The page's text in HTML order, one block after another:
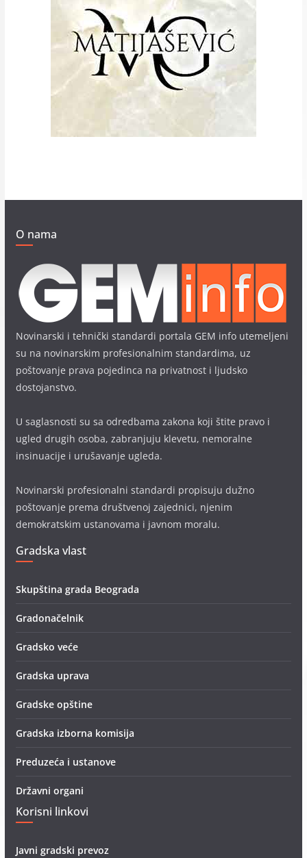
O nama
Novinarski i tehnički standardi portala GEM info utemeljeni
su na novinarskim profesionalnim standardima, uz
poštovanje prava pojedinca na privatnost i ljudsko
dostojanstvo.
U saglasnosti su sa odredbama zakona koji štite pravo i
ugled drugih osoba, zabranjuju klevetu, nemoralne
insinuacije i urušavanje ugleda.
Novinarski profesionalni standardi propisuju dužno
poštovanje prema društvenoj zajednici, njenim
demokratskim ustanovama i javnom moralu.
Gradska vlast
Skupština grada Beograda
Gradonačelnik
Gradsko veće
Gradska uprava
Gradske opštine
Gradska izborna komisija
Preduzeća i ustanove
Državni organi
Korisni linkovi
Javni gradski prevoz